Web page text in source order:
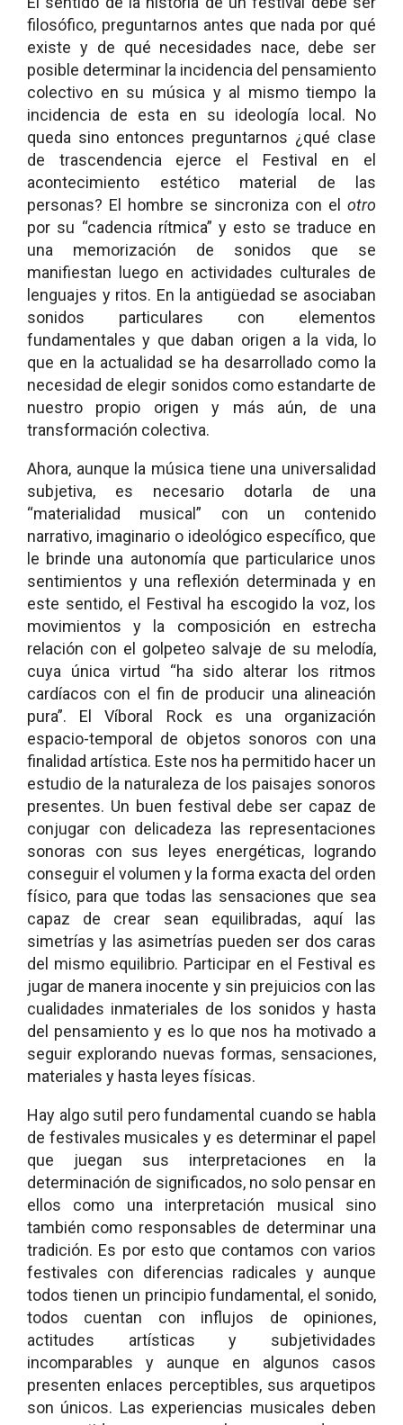
filosófico, preguntarnos antes que nada por qué
existe y de qué necesidades nace, debe ser
posible determinar la incidencia del pensamiento
colectivo en su música y al mismo tiempo la
incidencia de esta en su ideología local. No
queda sino entonces preguntarnos ¿qué clase
de trascendencia ejerce el Festival en el
acontecimiento estético material de las
personas? El hombre se sincroniza con el otro
por su “cadencia rítmica” y esto se traduce en
una memorización de sonidos que se
manifiestan luego en actividades culturales de
lenguajes y ritos. En la antigüedad se asociaban
sonidos particulares con elementos
fundamentales y que daban origen a la vida, lo
que en la actualidad se ha desarrollado como la
necesidad de elegir sonidos como estandarte de
nuestro propio origen y más aún, de una
transformación colectiva.
Ahora, aunque la música tiene una universalidad
subjetiva, es necesario dotarla de una
“materialidad musical” con un contenido
narrativo, imaginario o ideológico específico, que
le brinde una autonomía que particularice unos
sentimientos y una reflexión determinada y en
este sentido, el Festival ha escogido la voz, los
movimientos y la composición en estrecha
relación con el golpeteo salvaje de su melodía,
cuya única virtud “ha sido alterar los ritmos
cardíacos con el fin de producir una alineación
pura”. El Víboral Rock es una organización
espacio-temporal de objetos sonoros con una
finalidad artística. Este nos ha permitido hacer un
estudio de la naturaleza de los paisajes sonoros
presentes. Un buen festival debe ser capaz de
conjugar con delicadeza las representaciones
sonoras con sus leyes energéticas, logrando
conseguir el volumen y la forma exacta del orden
físico, para que todas las sensaciones que sea
capaz de crear sean equilibradas, aquí las
simetrías y las asimetrías pueden ser dos caras
del mismo equilibrio. Participar en el Festival es
jugar de manera inocente y sin prejuicios con las
cualidades inmateriales de los sonidos y hasta
del pensamiento y es lo que nos ha motivado a
seguir explorando nuevas formas, sensaciones,
materiales y hasta leyes físicas.
Hay algo sutil pero fundamental cuando se habla
de festivales musicales y es determinar el papel
que juegan sus interpretaciones en la
determinación de significados, no solo pensar en
ellos como una interpretación musical sino
también como responsables de determinar una
tradición. Es por esto que contamos con varios
festivales con diferencias radicales y aunque
todos tienen un principio fundamental, el sonido,
todos cuentan con influjos de opiniones,
actitudes artísticas y subjetividades
incomparables y aunque en algunos casos
presenten enlaces perceptibles, sus arquetipos
son únicos. Las experiencias musicales deben